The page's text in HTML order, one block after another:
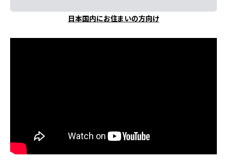
日本国内にお住まいの方向け